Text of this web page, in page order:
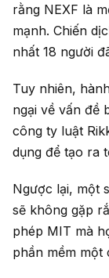
rằng NEXF là
mạnh. Chiến
nhất 18 người
Tuy nhiên,
ngại về vấn đề
công ty luật
dụng để tạo ra
Ngược lại, một
sẽ không gặp
phép MIT mà
phần mềm một